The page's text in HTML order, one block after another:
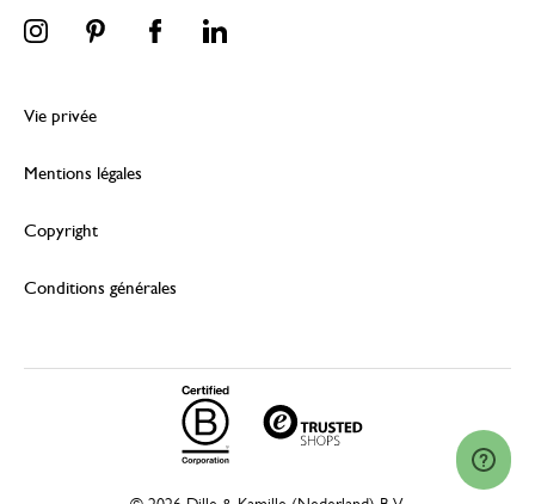
Vie privée
Mentions légales
Copyright
Conditions générales